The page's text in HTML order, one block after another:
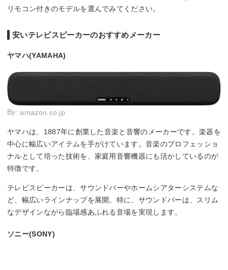
リモコン付きのモデルを選んでみてください。
安いテレビスピーカーのおすすめメーカー
ヤマハ(YAMAHA)
By:amazon.co.jp
ヤマハは、1887年に創業した音楽と音響のメーカーです。楽器を
中心に幅広いアイテムを手がけています。音楽のプロフェッショ
ナルとして培った技術を、家庭用音響機器にも活かしているのが
特徴です。
テレビスピーカーは、サウンドバーやホームシアターシステムな
ど、幅広いラインナップを展開。特に、サウンドバーは、スリム
なデザインながら臨場感あふれる音場を実現します。
ソニー(SONY)